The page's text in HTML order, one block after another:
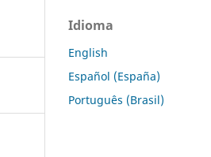
Idioma
English
Español (España)
Português (Brasil)